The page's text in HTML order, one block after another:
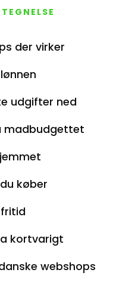
der virker
udgifter ned
madbudgettet
køber
kortvarigt
webshops